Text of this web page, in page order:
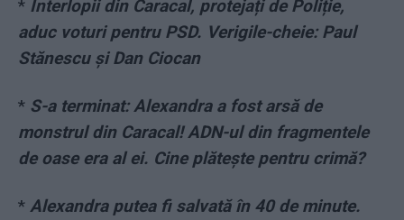
* Interlopii din Caracal, protejați de Poliție,
aduc voturi pentru PSD. Verigile-cheie: Paul
Stănescu și Dan Ciocan
* S-a terminat: Alexandra a fost arsă de
monstrul din Caracal! ADN-ul din fragmentele
de oase era al ei. Cine plăteşte pentru crimă?
* Alexandra putea fi salvată în 40 de minute.